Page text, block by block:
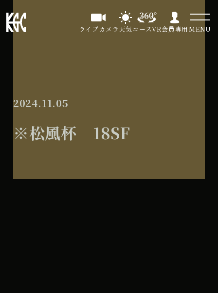
ライブカメラ天気コースVR会員専用MENU
2024.11.05
※松風杯 18SF